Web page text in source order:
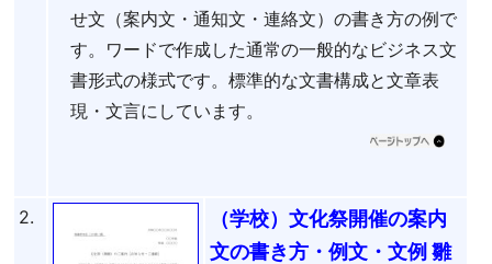
せ文（案内文・通知文・連絡文）の書き方の例で
す。ワードで作成した通常の一般的なビジネス文
書形式の様式です。標準的な文書構成と文章表
現・文言にしています。
2.
（学校）文化祭開催の案内
文の書き方・例文・文例 雛